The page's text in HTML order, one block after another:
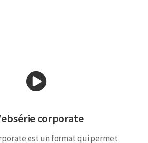
corporate
est un format qui permet